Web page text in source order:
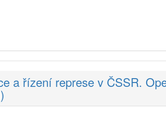
a řízení represe v ČSSR.